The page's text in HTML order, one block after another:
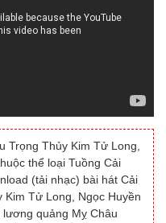
Trọng Thủy Kim Tử Long,
thể loại Tuồng Cải
(tải nhạc) bài hát Cải
Tử Long, Ngọc Huyền
lương quảng Mỵ Châu